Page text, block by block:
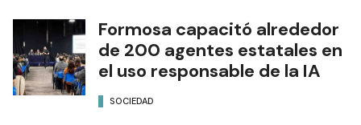
Formosa capacitó alrededor
de 200 agentes estatales en
el uso responsable de la IA
SOCIEDAD